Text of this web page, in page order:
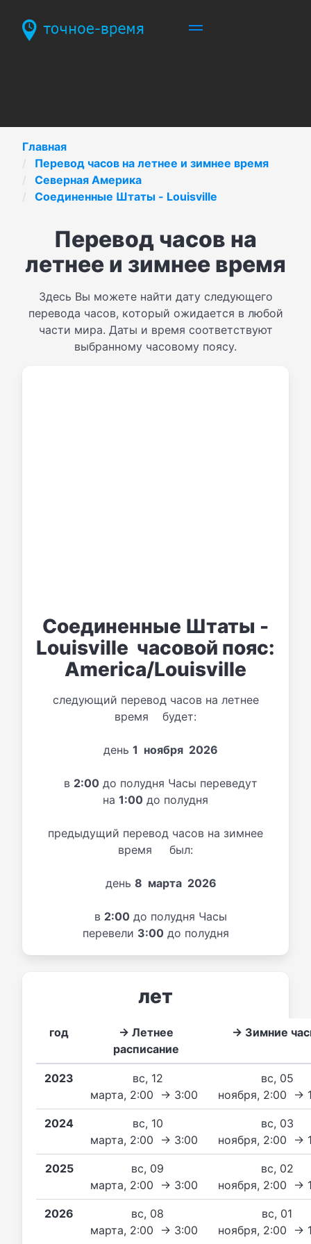
Главная
Перевод часов на летнее и зимнее время
Северная Америка
Соединенные Штаты - Louisville
Перевод часов на
летнее и зимнее время
Здесь Вы можете найти дату следующего
перевода часов, который ожидается в любой
части мира. Даты и время соответствуют
выбранному часовому поясу.
Соединенные Штаты -
Louisville часовой пояс:
America/Louisville
следующий перевод часов на летнее
время будет:
день 1 ноября 2026
в 2:00 до полудня Часы переведут
на 1:00 до полудня
предыдущий перевод часов на зимнее
время был:
день 8 марта 2026
в 2:00 до полудня Часы
перевели 3:00до полудня
лет
год
→ Летнее
расписание
→ Зимние
2023
вс, 12
марта, 2:00 → 3:00
вс, 05
ноября, 2:00 →
2024
вс, 10
марта, 2:00 → 3:00
вс, 03
ноября, 2:00 →
2025
вс, 09
марта, 2:00 → 3:00
вс, 02
ноября, 2:00 →
2026
вс, 08
марта, 2:00 → 3:00
вс, 01
ноября, 2:00 →